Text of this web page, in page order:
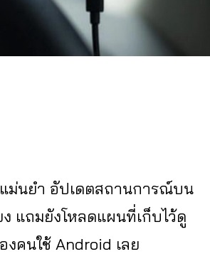
ม่นยำ อัปเดตสถานการณ์บน
แถมยังโหลดแผนที่เก็บไว้ดู
คนใช้ Android เลย